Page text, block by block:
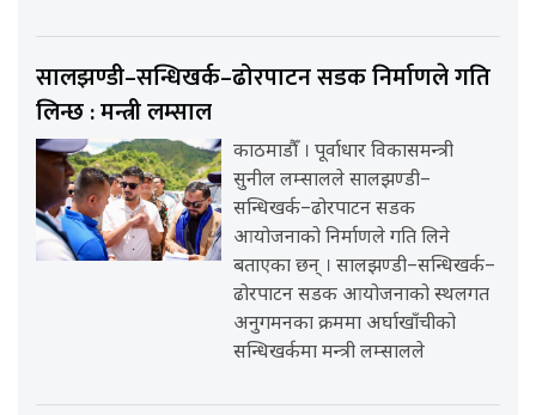
सालझण्डी–सन्धिखर्क–ढोरपाटन सडक निर्माणले गति
लिन्छ : मन्त्री लम्साल
काठमाडौँ । पूर्वाधार विकासमन्त्री
सुनील लम्सालले सालझण्डी–
सन्धिखर्क–ढोरपाटन सडक
आयोजनाको निर्माणले गति लिने
बताएका छन् । सालझण्डी–सन्धिखर्क–
ढोरपाटन सडक आयोजनाको स्थलगत
अनुगमनका क्रममा अर्घाखाँचीको
सन्धिखर्कमा मन्त्री लम्सालले